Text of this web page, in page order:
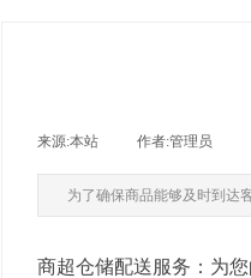
来源:本站 作者:管理员
为了确保商品能够及时到达
商超仓储配送服务：为